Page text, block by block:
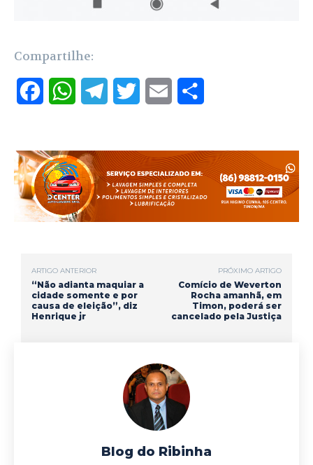
Compartilhe:
e
b
o
k
W
t
s
A
p
e
g
r
t
t
e
i
l
r
e
ARTIGO ANTERIOR
“Não adianta maquiar a
cidade somente e por
causa de eleição”, diz
Henrique jr
PRÓXIMO ARTIGO
Comício de Weverton
Rocha amanhã, em
Timon, poderá ser
cancelado pela Justiça
Blog do Ribinha